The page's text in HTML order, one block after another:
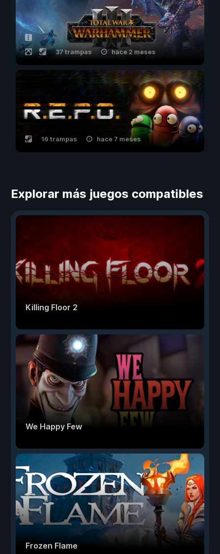
37 trampas hace 2 meses
16 trampas hace 7 meses
Explorar más juegos compatibles
Killing Floor 2
We Happy Few
Frozen Flame